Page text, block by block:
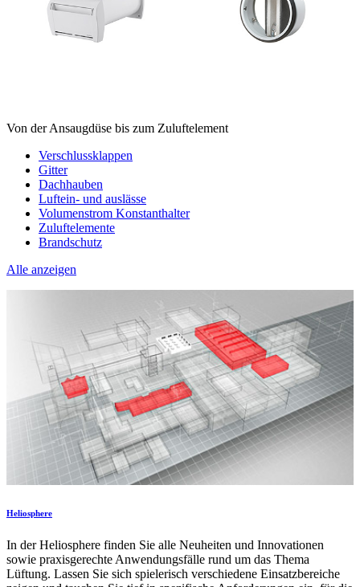
Von der Ansaugdüse bis zum Zuluftelement
Verschlussklappen
Gitter
Dachhauben
Luftein- und auslässe
Volumenstrom Konstanthalter
Zuluftelemente
Brandschutz
Alle anzeigen
Heliosphere
In der Heliosphere finden Sie alle Neuheiten und Innovationen
sowie praxisgerechte Anwendungsfälle rund um das Thema
Lüftung. Lassen Sie sich spielerisch verschiedene Einsatzbereiche